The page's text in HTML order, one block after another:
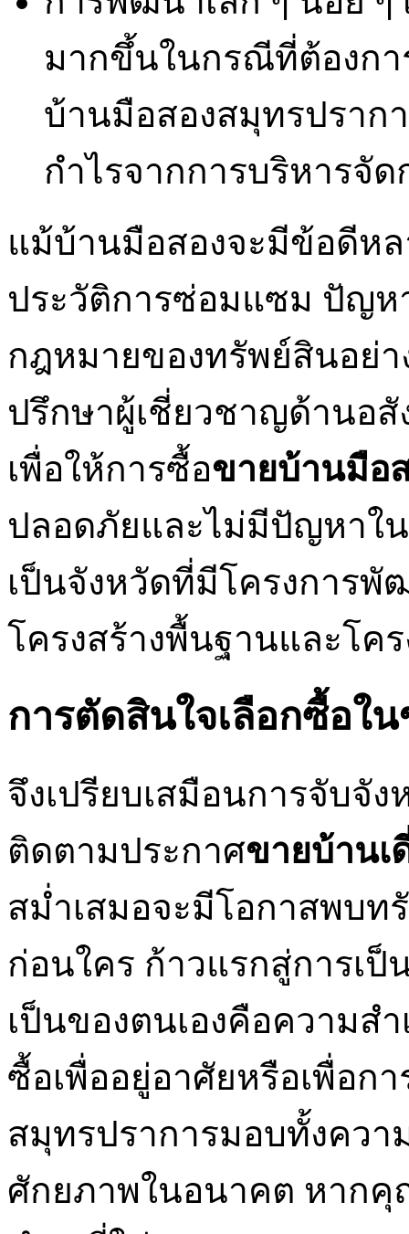
มากขึ้นในกรณีที่ต้องก
บ้านมือสองสมุทรปราก
กำไรจากการบริหารจั
แม้บ้านมือสองจะมีข้อดีห
ประวัติการซ่อมแซม ปัญ
กฎหมายของทรัพย์สินอย่า
ปรึกษาผู้เชี่ยวชาญด้านอ
เพื่อให้การซื้อขายบ้านมือ
ปลอดภัยและไม่มีปัญหาใ
เป็นจังหวัดที่มีโครงการพั
โครงสร้างพื้นฐานและโค
การตัดสินใจเลือกซื้อใน
จึงเปรียบเสมือนการจับจั
ติดตามประกาศขายบ้านเ
สม่ำเสมอจะมีโอกาสพบ
ก่อนใคร ก้าวแรกสู่การเ
เป็นของตนเองคือความส
ซื้อเพื่ออยู่อาศัยหรือเพื่อก
สมุทรปราการมอบทั้งคว
ศักยภาพในอนาคต หากคุ